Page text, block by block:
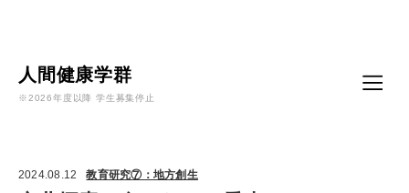
人間健康学群
※2026年度以降 学生募集停止
2024.08.12 教育研究⑦：地方創生